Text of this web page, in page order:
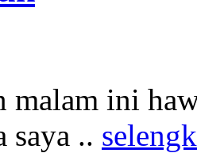
malam ini
saya ..